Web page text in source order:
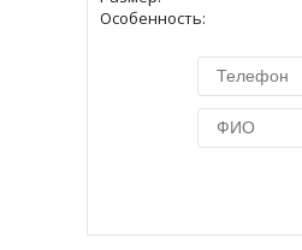
Особенность: